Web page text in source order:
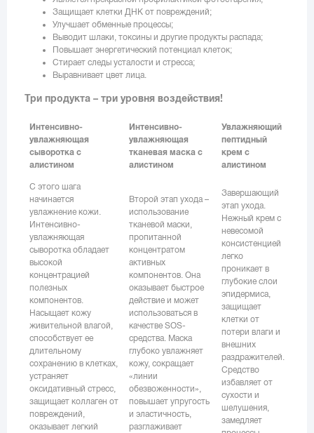
Защищает клетки ДНК от повреждений;
Улучшает обменные процессы;
Выводит шлаки, токсины и другие продукты распада;
Повышает энергетический потенциал клеток;
Стирает следы усталости и стресса;
Выравнивает цвет лица.
Три продукта – три уровня воздействия!
Интенсивно-
увлажняющая
сыворотка с
алистином
Интенсивно-
увлажняющая
тканевая маска с
алистином
Увлажняющий
пептидный
крем с
алистином
С этого шага
начинается
увлажнение кожи.
Интенсивно-
увлажняющая
сыворотка обладает
высокой
концентрацией
полезных
компонентов.
Насыщает кожу
живительной влагой,
способствует ее
длительному
сохранению в клетках,
устраняет
оксидативный стресс,
защищает коллаген от
повреждений,
оказывает легкий
Второй этап ухода –
использование
тканевой маски,
пропитанной
концентратом
активных
компонентов. Она
оказывает быстрое
действие и может
использоваться в
качестве SOS-
средства. Маска
глубоко увлажняет
кожу, сокращает
«линии
обезвоженности»,
повышает упругость
и эластичность,
разглаживает
Завершающий
этап ухода.
Нежный крем с
невесомой
консистенцией
легко
проникает в
глубокие слои
эпидермиса,
защищает
клетки от
потери влаги и
внешних
раздражителей.
Средство
избавляет от
сухости и
шелушения,
замедляет